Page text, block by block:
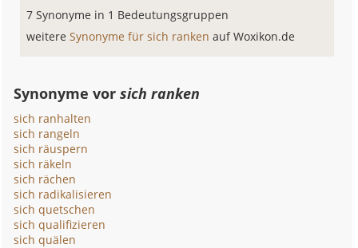
7 Synonyme in 1 Bedeutungsgruppen
weitereSynonyme für sich rankenauf Woxikon.de
Synonyme vorsich ranken
sich ranhalten
sich rangeln
sich räuspern
sich räkeln
sich rächen
sich radikalisieren
sich quetschen
sich qualifizieren
sich quälen